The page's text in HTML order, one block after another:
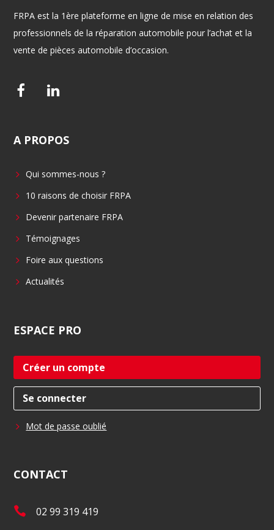
FRPA est la 1ère plateforme en ligne de mise en relation des
professionnels de la réparation automobile pour l’achat et la
vente de pièces automobile d’occasion.
F
e
o
o
k
L
k
d
i
A PROPOS
Qui sommes-nous ?
10 raisons de choisir FRPA
Devenir partenaire FRPA
Témoignages
Foire aux questions
Actualités
ESPACE PRO
Créer un compte
Se connecter
Mot de passe oublié
CONTACT
T
02 99 319 419